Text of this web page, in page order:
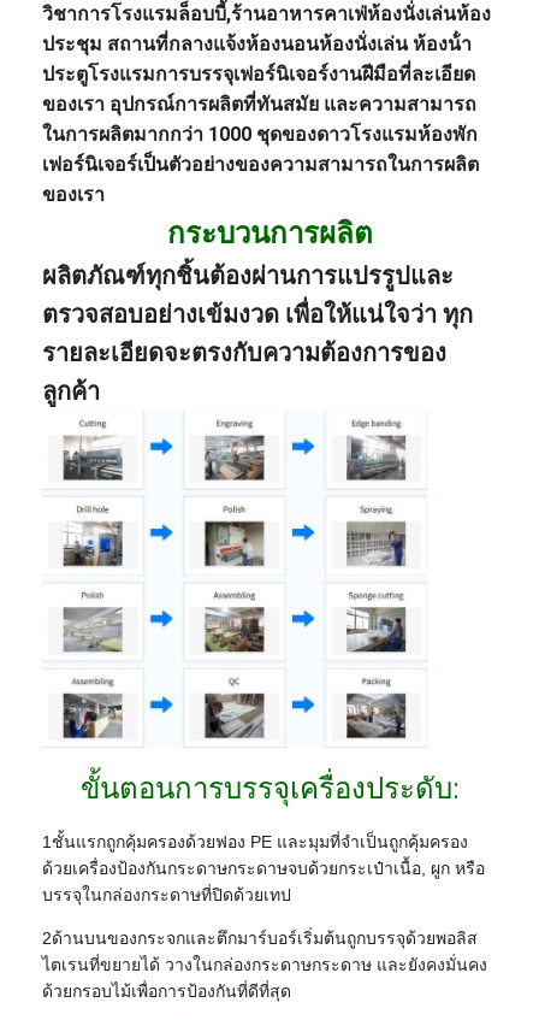
วิชาการโรงแรมล็อบบี้,ร้านอาหารคาเฟ่ห้องนั่งเล่นห้อง
ประชุม สถานที่กลางแจ้งห้องนอนห้องนั่งเล่น ห้องน้ํา
ประตูโรงแรมการบรรจุเฟอร์นิเจอร์งานฝีมือที่ละเอียด
ของเรา อุปกรณ์การผลิตที่ทันสมัย และความสามารถ
ในการผลิตมากกว่า 1000 ชุดของดาวโรงแรมห้องพัก
เฟอร์นิเจอร์เป็นตัวอย่างของความสามารถในการผลิต
ของเรา
กระบวนการผลิต
ผลิตภัณฑ์ทุกชิ้นต้องผ่านการแปรรูปและ
ตรวจสอบอย่างเข้มงวด เพื่อให้แน่ใจว่า ทุก
รายละเอียดจะตรงกับความต้องการของ
ลูกค้า
ขั้นตอนการบรรจุเครื่องประดับ:
1ชั้นแรกถูกคุ้มครองด้วยฟอง PE และมุมที่จําเป็นถูกคุ้มครอง
ด้วยเครื่องป้องกันกระดาษกระดาษจบด้วยกระเป๋าเนื้อ, ผูก หรือ
บรรจุในกล่องกระดาษที่ปิดด้วยเทป
2ด้านบนของกระจกและตึกมาร์บอร์เริ่มต้นถูกบรรจุด้วยพอลิส
ไตเรนที่ขยายได้ วางในกล่องกระดาษกระดาษ และยังคงมั่นคง
ด้วยกรอบไม้เพื่อการป้องกันที่ดีที่สุด